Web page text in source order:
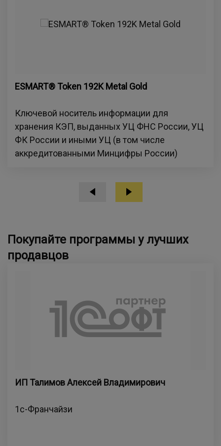
ESMART® Token 192K Metal Gold
Ключевой носитель информации для
хранения КЭП, выданных УЦ ФНС России, УЦ
ФК России и иными УЦ (в том числе
аккредитованными Минцифры России)
Покупайте программы у лучших
продавцов
ИП Талимов Алексей Владимирович
1с-Франчайзи